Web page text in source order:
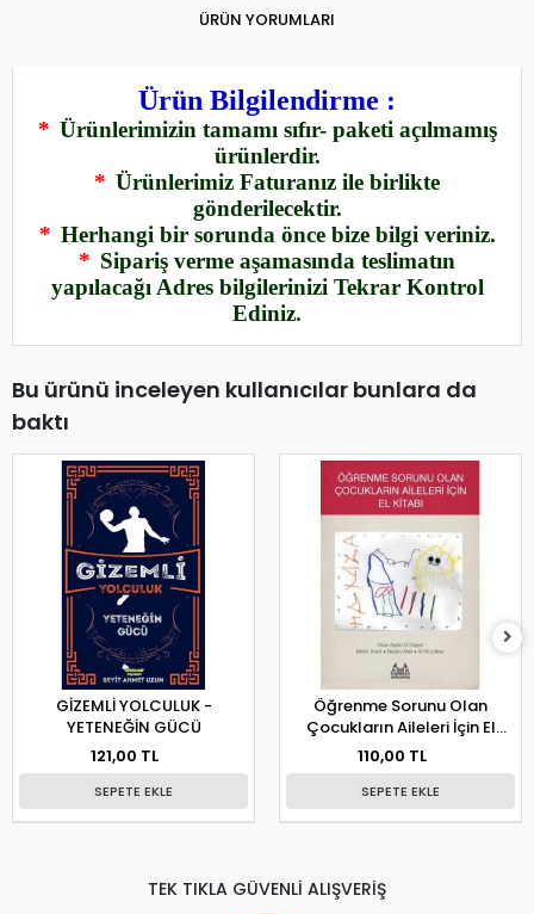
ÜRÜN YORUMLARI
Ürün Bilgilendirme :
* Ürünlerimizin tamamı sıfır- paketi açılmamış
ürünlerdir.
* Ürünlerimiz Faturanız ile birlikte
gönderilecektir.
* Herhangi bir sorunda önce bize bilgi veriniz.
* Sipariş verme aşamasında teslimatın
yapılacağı Adres bilgilerinizi Tekrar Kontrol
Ediniz.
Bu ürünü inceleyen kullanıcılar bunlara da
baktı
GİZEMLİ YOLCULUK -
YETENEĞİN GÜCÜ
121,00 TL
SEPETE EKLE
Öğrenme Sorunu Olan
Çocukların Aileleri İçin El
Kitabı
110,00 TL
SEPETE EKLE
TEK TIKLA GÜVENLİ ALIŞVERİŞ